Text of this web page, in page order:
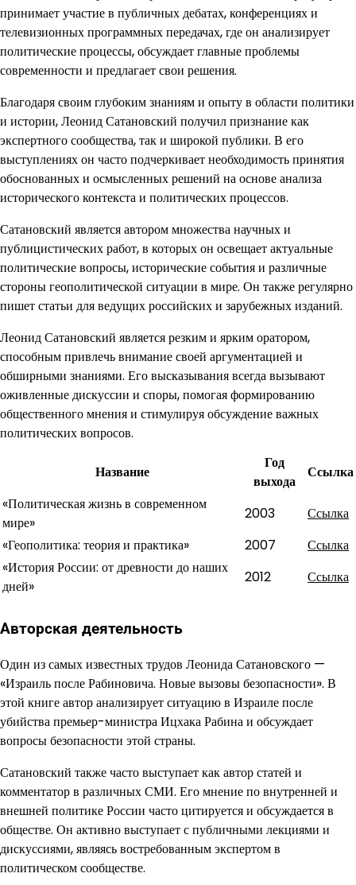
принимает участие в публичных дебатах, конференциях и
телевизионных программных передачах, где он анализирует
политические процессы, обсуждает главные проблемы
современности и предлагает свои решения.
Благодаря своим глубоким знаниям и опыту в области политики
и истории, Леонид Сатановский получил признание как
экспертного сообщества, так и широкой публики. В его
выступлениях он часто подчеркивает необходимость принятия
обоснованных и осмысленных решений на основе анализа
исторического контекста и политических процессов.
Сатановский является автором множества научных и
публицистических работ, в которых он освещает актуальные
политические вопросы, исторические события и различные
стороны геополитической ситуации в мире. Он также регулярно
пишет статьи для ведущих российских и зарубежных изданий.
Леонид Сатановский является резким и ярким оратором,
способным привлечь внимание своей аргументацией и
обширными знаниями. Его высказывания всегда вызывают
оживленные дискуссии и споры, помогая формированию
общественного мнения и стимулируя обсуждение важных
политических вопросов.
Название
Год
выхода
Ссылка
«Политическая жизнь в современном
мире»
2003
Ссылка
«Геополитика: теория и практика»
2007
Ссылка
«История России: от древности до наших
дней»
2012 Ссылка
Авторская деятельность
Один из самых известных трудов Леонида Сатановского —
«Израиль после Рабиновича. Новые вызовы безопасности». В
этой книге автор анализирует ситуацию в Израиле после
убийства премьер-министра Ицхака Рабина и обсуждает
вопросы безопасности этой страны.
Сатановский также часто выступает как автор статей и
комментатор в различных СМИ. Его мнение по внутренней и
внешней политике России часто цитируется и обсуждается в
обществе. Он активно выступает с публичными лекциями и
дискуссиями, являясь востребованным экспертом в
политическом сообществе.